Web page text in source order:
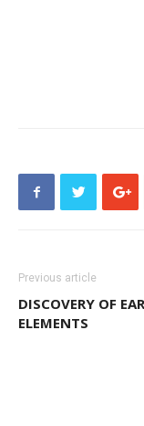
Previous article
DISCOVERY OF
ELEMENTS